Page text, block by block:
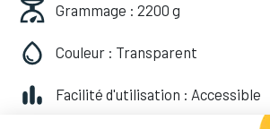
Grammage : 2200 g
Couleur : Transparent
Facilité d'utilisation : Accessible